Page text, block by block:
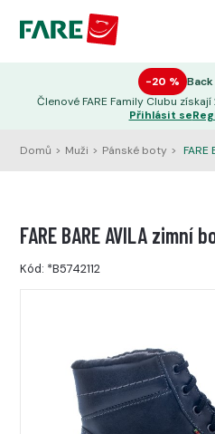
−20 %
Členové FARE Family Clubu
Přihlásit se
Domů > Muži > Pánské boty >
FARE BARE AVILA zimní
Kód: *B5742112